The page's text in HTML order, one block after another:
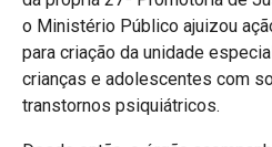
o Ministério Público ajuizou
para criação da unidade
crianças e adolescentes com
transtornos psiquiátricos.